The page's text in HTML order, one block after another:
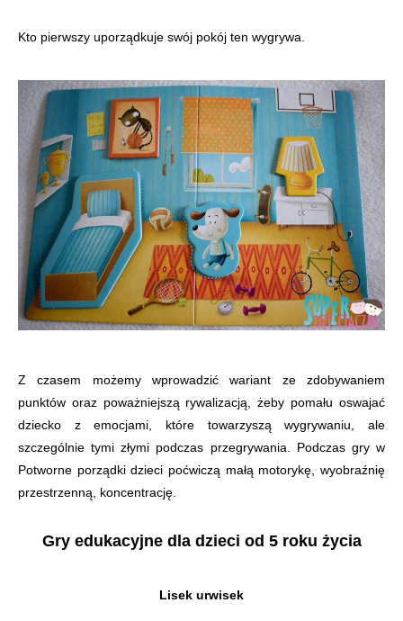
Kto pierwszy uporządkuje swój pokój ten wygrywa.
Z czasem możemy wprowadzić wariant ze zdobywaniem
punktów oraz poważniejszą rywalizacją, żeby pomału oswajać
dziecko z emocjami, które towarzyszą wygrywaniu, ale
szczególnie tymi złymi podczas przegrywania. Podczas gry w
Potworne porządki dzieci poćwiczą małą motorykę, wyobraźnię
przestrzenną, koncentrację.
Gry edukacyjne dla dzieci od 5 roku życia
Lisek urwisek